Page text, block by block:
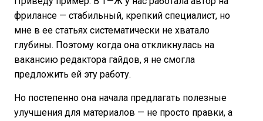
фрилансе — стабильный, крепкий специалист, но
мне в ее статьях систематически не хватало
глубины. Поэтому когда она откликнулась на
вакансию редактора гайдов, я не смогла
предложить ей эту работу.
Но постепенно она начала предлагать полезные
улучшения для материалов — не просто правки, а